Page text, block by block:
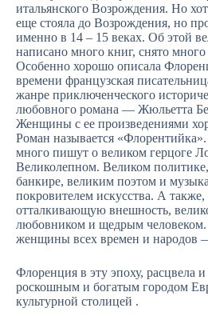
итальянского Возрождения. Но
еще стояла до Возрождения, но
именно в 14 – 15 веках. Об этой
написано много книг, снято
Особенно хорошо описала
времени французская
жанре приключенческого
любовного романа — Жюльетта
Женщины с ее произведениями
Роман называется
много пишут о великом герцоге
Великолепном. Великом
банкире, великим поэтом и
покровителем искусства. А также,
отталкивающую внешность,
любовником и щедрым человеком.
женщины всех времен и народов
Флоренция в эту эпоху, расцвела
роскошным и богатым городом
культурной столицей .